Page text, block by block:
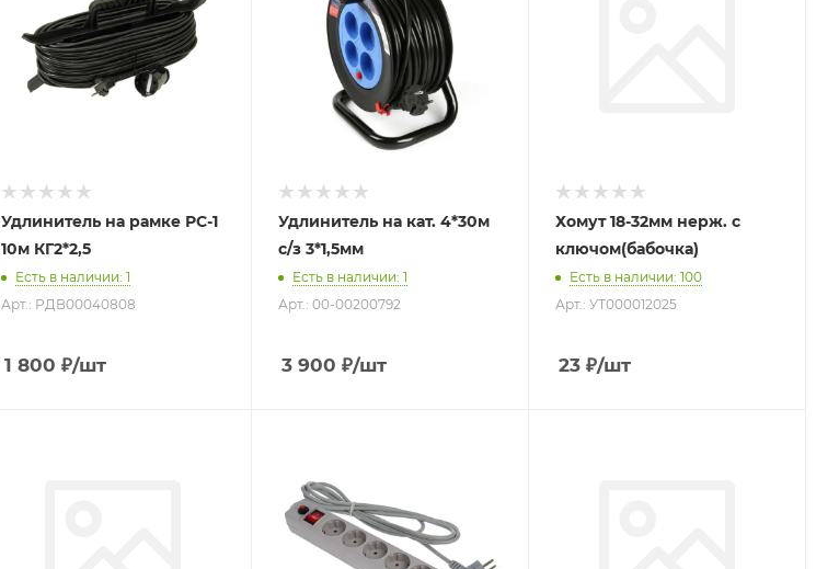
Удлинитель на рамке РС-1
10м КГ2*2,5
Есть в наличии: 1
Арт.: РДВ00040808
1 800 ₽/шт
Удлинитель на кат. 4*30м
с/з 3*1,5мм
Есть в наличии: 1
Арт.: 00-00200792
3 900 ₽/шт
Хомут 18-32мм нерж. с
ключом(бабочка)
Есть в наличии: 100
Арт.: УТ000012025
23 ₽/шт